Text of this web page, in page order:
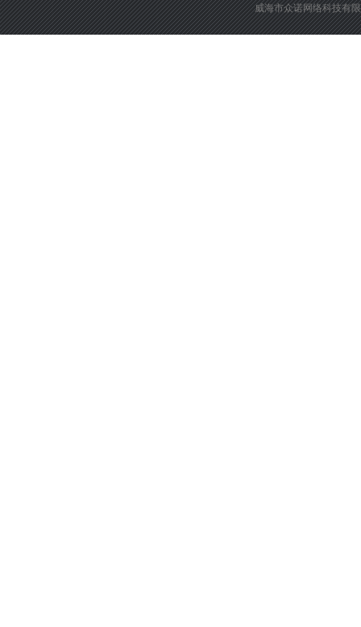
威海市众诺网络科技有